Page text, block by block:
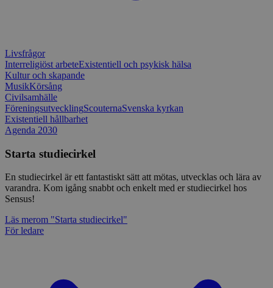
Livsfrågor
Interreligiöst arbeteExistentiell och psykisk hälsa
Kultur och skapande
MusikKörsång
Civilsamhälle
FöreningsutvecklingScouternaSvenska kyrkan
Existentiell hållbarhet
Agenda 2030
Starta studiecirkel
En studiecirkel är ett fantastiskt sätt att mötas, utvecklas och lära av
varandra. Kom igång snabbt och enkelt med er studiecirkel hos
Sensus!
Läs merom "Starta studiecirkel"
För ledare